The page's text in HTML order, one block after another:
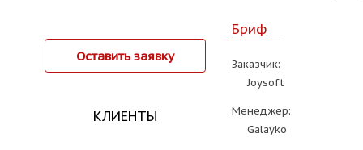
Оставить заявку
КЛИЕНТЫ
Бриф
Заказчик:
Joysoft
Менеджер:
Galayko